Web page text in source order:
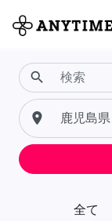
全て
search
place